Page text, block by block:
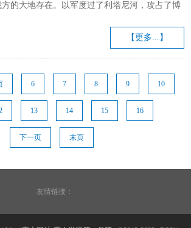
的大地存在。以军度过了利塔尼河，攻占了博
值齐突出要紧。以色各国防部长卡茨暗意，此次
层下达的领导。以军方的解释是，要散失博福专
列对黎巴嫩政策的“一次戏剧性破碎和鼎新”。他
【更多...】
6 7 8 9 10
13 14 15 16
下一页 末页
友情链接：